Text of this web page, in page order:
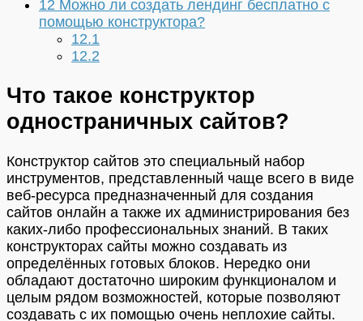
12 Можно ли создать лендинг бесплатно с
помощью конструктора?
12.1
12.2
Что такое конструктор
одностраничных сайтов?
Конструктор сайтов это специальный набор
инструментов, представленный чаще всего в виде
веб-ресурса предназначенный для создания
сайтов онлайн а также их администрирования без
каких-либо профессиональных знаний. В таких
конструкторах сайты можно создавать из
определённых готовых блоков. Нередко они
обладают достаточно широким функционалом и
целым рядом возможностей, которые позволяют
создавать с их помощью очень неплохие сайты.